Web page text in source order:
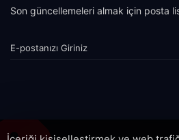
Son güncellemeleri almak için posta